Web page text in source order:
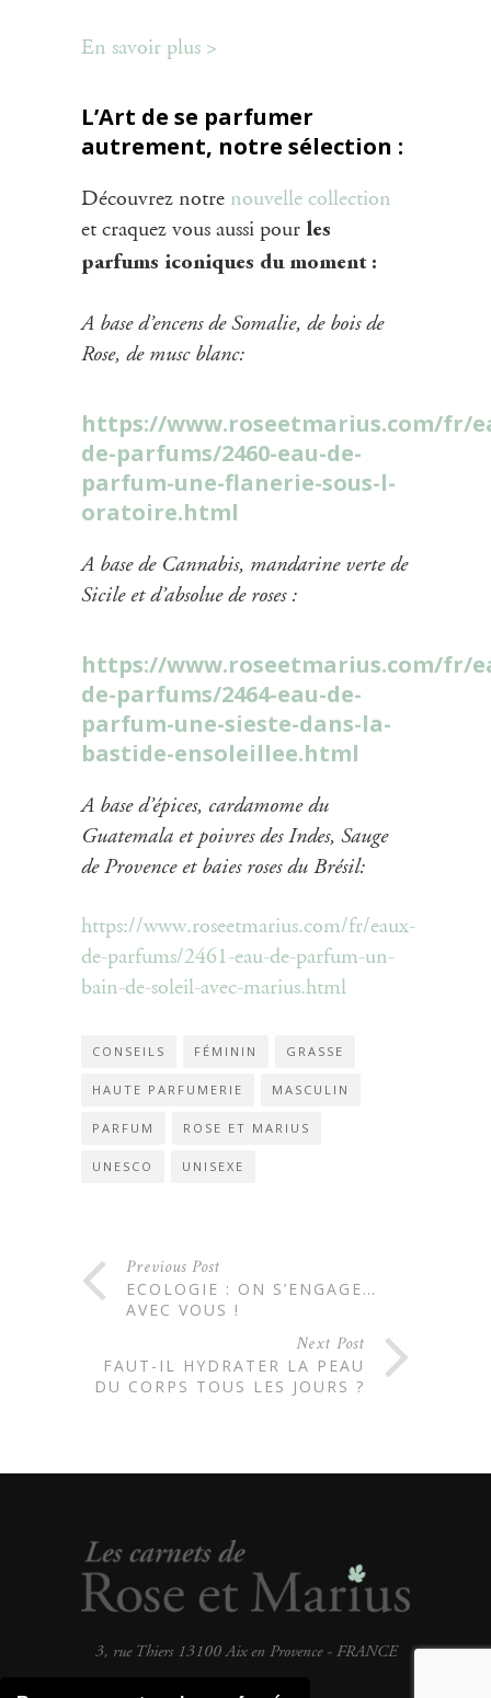
En savoir plus >
L’Art de se parfumer
autrement, notre sélection :
Découvrez notre nouvelle collection
et craquez vous aussi pour les
parfums iconiques du moment :
A base d’encens de Somalie, de bois de
Rose, de musc blanc:
https://www.roseetmarius.com/fr/
de-parfums/2460-eau-de-
parfum-une-flanerie-sous-l-
oratoire.html
A base de Cannabis, mandarine verte de
Sicile et d’absolue de roses :
https://www.roseetmarius.com/fr/
de-parfums/2464-eau-de-
parfum-une-sieste-dans-la-
bastide-ensoleillee.html
A base d’épices, cardamome du
Guatemala et poivres des Indes, Sauge
de Provence et baies roses du Brésil:
https://www.roseetmarius.com/fr/eaux-
de-parfums/2461-eau-de-parfum-un-
bain-de-soleil-avec-marius.html
CONSEILS FÉMININ GRASSE
HAUTE PARFUMERIE MASCULIN
PARFUM ROSE ET MARIUS
UNESCO UNISEXE
Previous Post
ECOLOGIE : ON S’ENGAGE…
AVEC VOUS !
Next Post
FAUT-IL HYDRATER LA PEAU
DU CORPS TOUS LES JOURS ?
3, rue Thiers 13100 Aix en Provence - FRANCE